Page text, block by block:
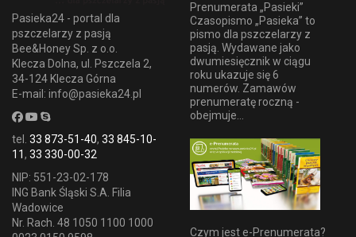
Pasieka24 - portal dla
pszczelarzy z pasją
Bee&Honey Sp. z o.o.
Klecza Dolna, ul. Pszczela 2,
34-124 Klecza Górna
E-mail: info@pasieka24.pl
tel. 33 873-51-40, 33 845-10-
11, 33 330-00-32
NIP: 551-23-02-178
ING Bank Śląski S.A. Filia
Wadowice
Nr. Rach. 48 1050 1100 1000
Prenumerata „Pasieki”
Czasopismo „Pasieka” to
pismo dla pszczelarzy z
pasją. Wydawane jako
dwumiesięcznik w ciągu
roku ukazuje się 6
numerów. Zamawów
prenumeratę roczną -
obejmuje...
Czym jest e-Prenumerata?